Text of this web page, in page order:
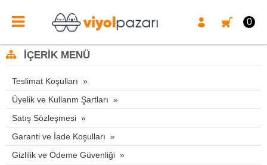
0
İÇERIK MENÜ
Teslimat Koşulları
Üyelik ve Kullanm Şartları
Satış Sözleşmesi
Garanti ve İade Koşulları
Gizlilik ve Ödeme Güvenliği